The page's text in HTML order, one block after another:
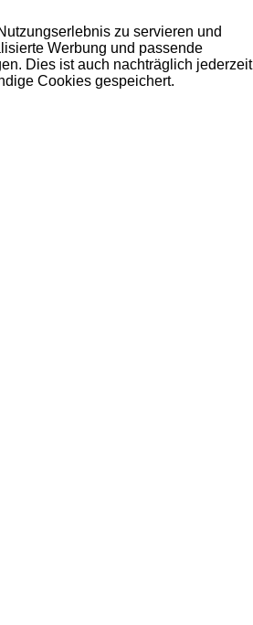
zu servieren und
Werbung und passende
Dies ist auch nachträglich jederzeit
Cookies gespeichert.